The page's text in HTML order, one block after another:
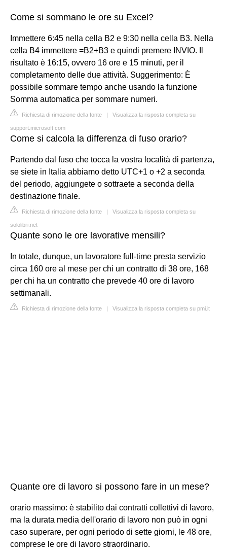
Come si sommano le ore su Excel?
Immettere 6:45 nella cella B2 e 9:30 nella cella B3. Nella
cella B4 immettere =B2+B3 e quindi premere INVIO. Il
risultato è 16:15, ovvero 16 ore e 15 minuti, per il
completamento delle due attività. Suggerimento: È
possibile sommare tempo anche usando la funzione
Somma automatica per sommare numeri.
Richiesta di rimozione della fonte | Visualizza la risposta completa su
support.microsoft.com
Come si calcola la differenza di fuso orario?
Partendo dal fuso che tocca la vostra località di partenza,
se siete in Italia abbiamo detto UTC+1 o +2 a seconda
del periodo, aggiungete o sottraete a seconda della
destinazione finale.
Richiesta di rimozione della fonte | Visualizza la risposta completa su
sololibri.net
Quante sono le ore lavorative mensili?
In totale, dunque, un lavoratore full-time presta servizio
circa 160 ore al mese per chi un contratto di 38 ore, 168
per chi ha un contratto che prevede 40 ore di lavoro
settimanali.
Richiesta di rimozione della fonte | Visualizza la risposta completa su pmi.it
Quante ore di lavoro si possono fare in un mese?
orario massimo: è stabilito dai contratti collettivi di lavoro,
ma la durata media dell'orario di lavoro non può in ogni
caso superare, per ogni periodo di sette giorni, le 48 ore,
comprese le ore di lavoro straordinario.